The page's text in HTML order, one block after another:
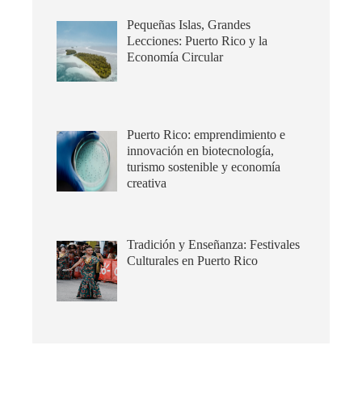
Pequeñas Islas, Grandes
Lecciones: Puerto Rico y la
Economía Circular
Puerto Rico: emprendimiento e
innovación en biotecnología,
turismo sostenible y economía
creativa
Tradición y Enseñanza: Festivales
Culturales en Puerto Rico